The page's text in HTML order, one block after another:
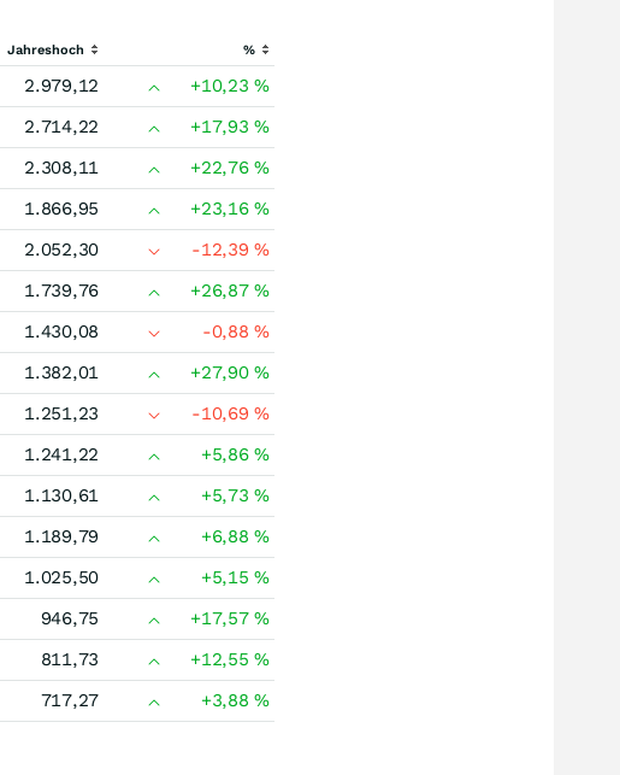
Jahreshoch %
2.979,12 +10,23%
2.714,22 +17,93%
2.308,11 +22,76%
1.866,95 +23,16%
2.052,30 -12,39%
1.739,76 +26,87%
1.430,08 -0,88%
1.382,01 +27,90%
1.251,23 -10,69%
1.241,22 +5,86%
1.130,61 +5,73%
1.189,79 +6,88%
1.025,50 +5,15%
946,75 +17,57%
811,73 +12,55%
717,27 +3,88%